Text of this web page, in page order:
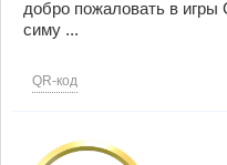
добро пожаловать в игры
симу ...
QR-код